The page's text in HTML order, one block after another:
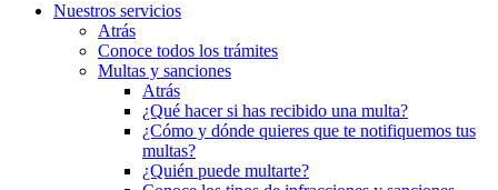
Nuestros servicios
Atrás
Conoce todos los trámites
Multas y sanciones
Atrás
¿Qué hacer si has recibido una multa?
¿Cómo y dónde quieres que te notifiquemos tus
multas?
¿Quién puede multarte?